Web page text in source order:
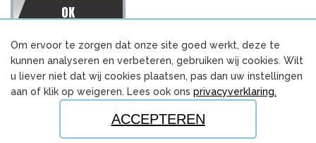
DEEL DEZE PAGINA:
Voor meer informatie over de opleiding:
www.concreetonderwijsproducten.nl
Om ervoor te zorgen dat onze site goed werkt, deze te
kunnen analyseren en verbeteren, gebruiken wij cookies. Wilt
u liever niet dat wij cookies plaatsen, pas dan uw instellingen
aan of klik op weigeren. Lees ook ons privacyverklaring.
ACCEPTEREN